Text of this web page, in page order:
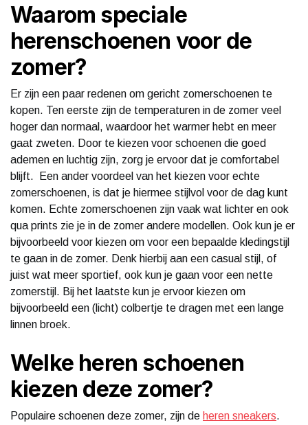
Waarom speciale
herenschoenen voor de
zomer?
Er zijn een paar redenen om gericht zomerschoenen te
kopen. Ten eerste zijn de temperaturen in de zomer veel
hoger dan normaal, waardoor het warmer hebt en meer
gaat zweten. Door te kiezen voor schoenen die goed
ademen en luchtig zijn, zorg je ervoor dat je comfortabel
blijft. Een ander voordeel van het kiezen voor echte
zomerschoenen, is dat je hiermee stijlvol voor de dag kunt
komen. Echte zomerschoenen zijn vaak wat lichter en ook
qua prints zie je in de zomer andere modellen. Ook kun je er
bijvoorbeeld voor kiezen om voor een bepaalde kledingstijl
te gaan in de zomer. Denk hierbij aan een casual stijl, of
juist wat meer sportief, ook kun je gaan voor een nette
zomerstijl. Bij het laatste kun je ervoor kiezen om
bijvoorbeeld een (licht) colbertje te dragen met een lange
linnen broek.
Welke heren schoenen
kiezen deze zomer?
Populaire schoenen deze zomer, zijn de heren sneakers.